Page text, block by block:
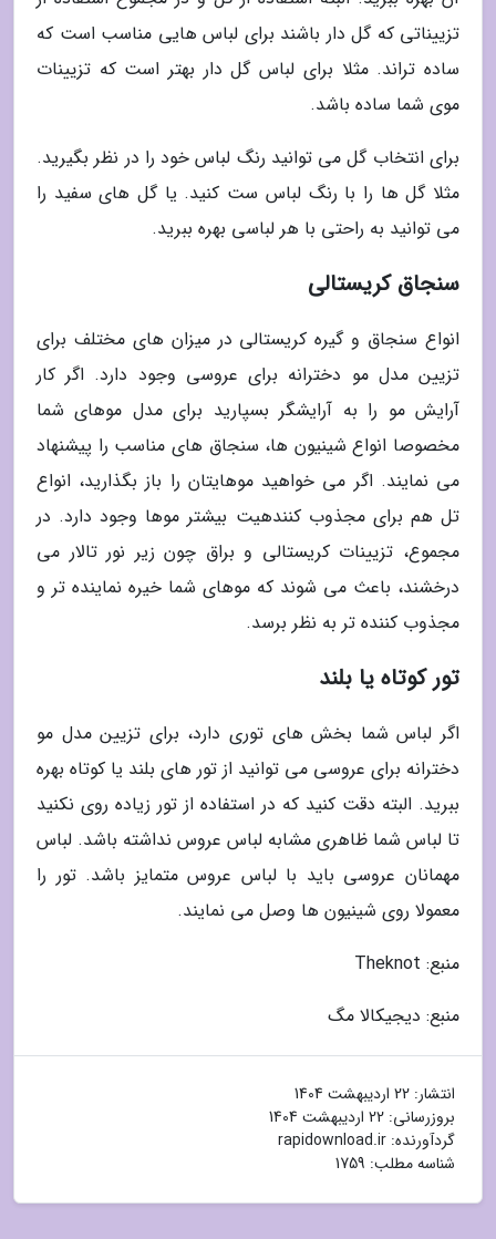
تزییناتی که گل دار باشند برای لباس هایی مناسب است که
ساده تراند. مثلا برای لباس گل دار بهتر است که تزیینات
موی شما ساده باشد.
برای انتخاب گل می توانید رنگ لباس خود را در نظر بگیرید.
مثلا گل ها را با رنگ لباس ست کنید. یا گل های سفید را
می توانید به راحتی با هر لباسی بهره ببرید.
سنجاق کریستالی
انواع سنجاق و گیره کریستالی در میزان های مختلف برای
تزیین مدل مو دخترانه برای عروسی وجود دارد. اگر کار
آرایش مو را به آرایشگر بسپارید برای مدل موهای شما
مخصوصا انواع شینیون ها، سنجاق های مناسب را پیشنهاد
می نمایند. اگر می خواهید موهایتان را باز بگذارید، انواع
تل هم برای مجذوب کنندهیت بیشتر موها وجود دارد. در
مجموع، تزیینات کریستالی و براق چون زیر نور تالار می
درخشند، باعث می شوند که موهای شما خیره نماینده تر و
مجذوب کننده تر به نظر برسد.
تور کوتاه یا بلند
اگر لباس شما بخش های توری دارد، برای تزیین مدل مو
دخترانه برای عروسی می توانید از تور های بلند یا کوتاه بهره
ببرید. البته دقت کنید که در استفاده از تور زیاده روی نکنید
تا لباس شما ظاهری مشابه لباس عروس نداشته باشد. لباس
مهمانان عروسی باید با لباس عروس متمایز باشد. تور را
معمولا روی شینیون ها وصل می نمایند.
منبع: Theknot
منبع: دیجیکالا مگ
انتشار: 22 اردیبهشت 1404
بروزرسانی: 22 اردیبهشت 1404
گردآورنده: rapidownload.ir
شناسه مطلب: 1759